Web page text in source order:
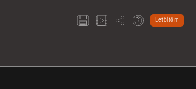
Letöltöm